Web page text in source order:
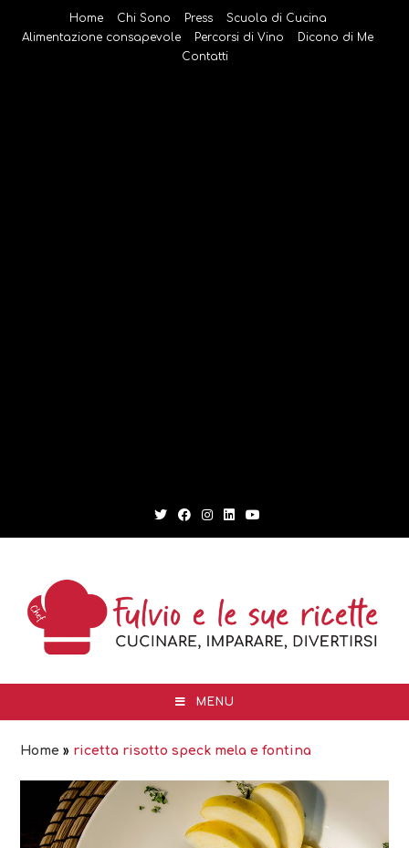
Home Chi Sono Press
Scuola di Cucina
Alimentazione consapevole
Percorsi di Vino
Dicono di Me
Contatti
MENU
Home » ricetta risotto speck mela e fontina